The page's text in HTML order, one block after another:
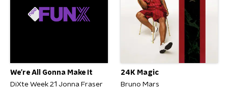
We're All Gonna Make It
DiXte Week 21 Jonna Fraser
24K Magic
Bruno Mars